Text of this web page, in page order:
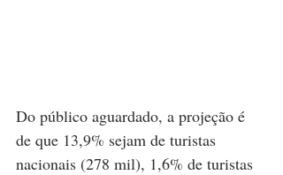
Do público aguardado, a projeção é
de que 13,9% sejam de turistas
nacionais (278 mil), 1,6% de turistas